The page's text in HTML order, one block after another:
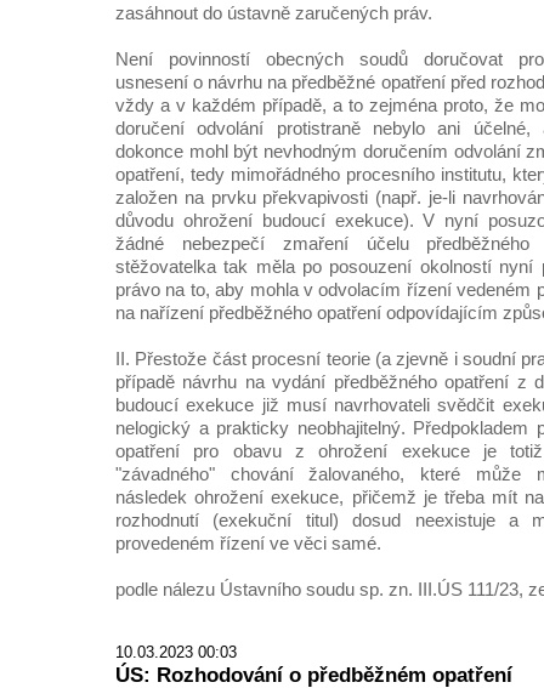
zasáhnout do ústavně zaručených práv.
Není povinností obecných soudů doručovat
usnesení o návrhu na předběžné opatření před
vždy a v každém případě, a to zejména proto, že
doručení odvolání protistraně nebylo ani
dokonce mohl být nevhodným doručením odvolání
opatření, tedy mimořádného procesního institutu,
založen na prvku překvapivosti (např. je-li
důvodu ohrožení budoucí exekuce). V nyní
žádné nebezpečí zmaření účelu
stěžovatelka tak měla po posouzení okolností nyní
právo na to, aby mohla v odvolacím řízení vedeném
na nařízení předběžného opatření odpovídajícím
II. Přestože část procesní teorie (a zjevně i soudní
případě návrhu na vydání předběžného opatření z
budoucí exekuce již musí navrhovateli svědčit
nelogický a prakticky neobhajitelný. Předpokladem
opatření pro obavu z ohrožení exekuce je
"závadného" chování žalovaného, které může
následek ohrožení exekuce, přičemž je třeba mít
rozhodnutí (exekuční titul) dosud neexistuje a
provedeném řízení ve věci samé.
podle nálezu Ústavního soudu sp. zn. III.ÚS 111/23,
10.03.2023 00:03
ÚS: Rozhodování o předběžném opatření